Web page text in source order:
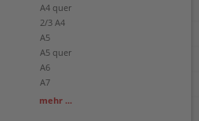
A4 quer
2/3 A4
A5
A5 quer
A6
A7
B5
mehr ...